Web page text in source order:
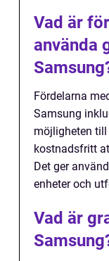
Vad är
använda
Fördelarna
Samsung
möjligheten
kostnadsfritt
Det ger
enheter och
Vad är